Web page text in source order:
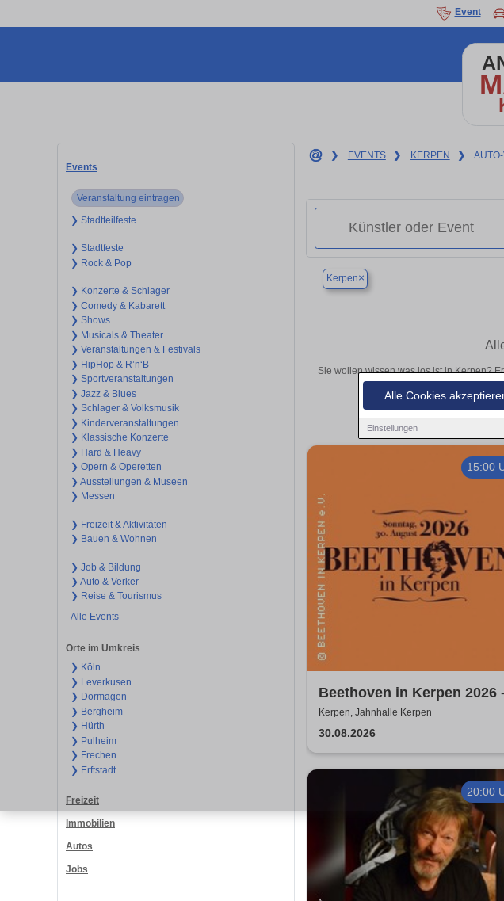
Alle Cookies
Einstellungen
Event
Events
Veranstaltung eintragen
❯ Stadtteilfeste
❯ Stadtfeste
❯ Rock & Pop
❯ Konzerte & Schlager
❯ Comedy & Kabarett
❯ Shows
❯ Musicals & Theater
❯ Veranstaltungen & Festivals
❯ HipHop & R’n‘B
❯ Sportveranstaltungen
❯ Jazz & Blues
❯ Schlager & Volksmusik
❯ Kinderveranstaltungen
❯ Klassische Konzerte
❯ Hard & Heavy
❯ Opern & Operetten
❯ Ausstellungen & Museen
❯ Messen
❯ Freizeit & Aktivitäten
❯ Bauen & Wohnen
❯ Job & Bildung
❯ Auto & Verker
❯ Reise & Tourismus
Alle Events
Orte im Umkreis
❯ Köln
❯ Leverkusen
❯ Dormagen
❯ Bergheim
❯ Hürth
❯ Pulheim
❯ Frechen
❯ Erftstadt
Freizeit
Immobilien
Autos
Jobs
❯ EVENTS ❯ KERPEN ❯
Kerpen×
Sie wollen wissen was los ist in Kerpen?
15:00
Beethoven in Kerpen 2026
Sommerkonzerte 2026
Kerpen, Jahnhalle Kerpen
30.08.2026
20:00